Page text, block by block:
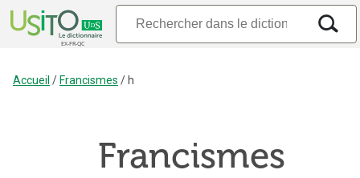
Accueil / Francismes / h
Francismes